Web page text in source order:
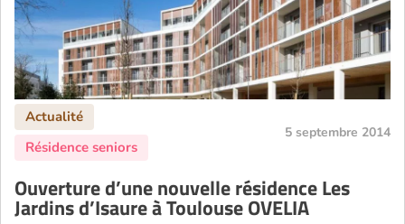
5 septembre 2014
Ouverture d’une nouvelle résidence Les
Jardins d’Isaure à Toulouse OVELIA